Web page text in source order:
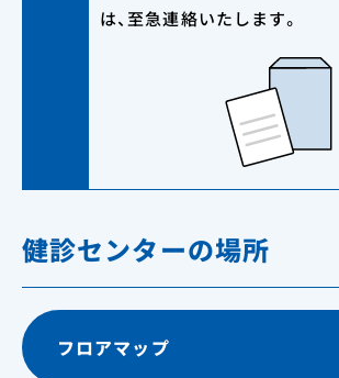
は、至急連絡いたします。
健診センターの場所
フロアマップ